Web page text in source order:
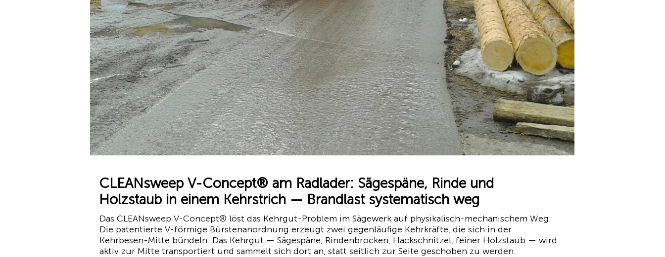
CLEANsweep V-Concept® am Radlader: Sägespäne, Rinde und
Holzstaub in einem Kehrstrich — Brandlast systematisch weg
Das CLEANsweep V-Concept® löst das Kehrgut-Problem im Sägewerk auf physikalisch-mechanischem Weg:
Die patentierte V-förmige Bürstenanordnung erzeugt zwei gegenläufige Kehrkräfte, die sich in der
Kehrbesen-Mitte bündeln. Das Kehrgut — Sägespäne, Rindenbrocken, Hackschnitzel, feiner Holzstaub — wird
aktiv zur Mitte transportiert und sammelt sich dort an, statt seitlich zur Seite geschoben zu werden.